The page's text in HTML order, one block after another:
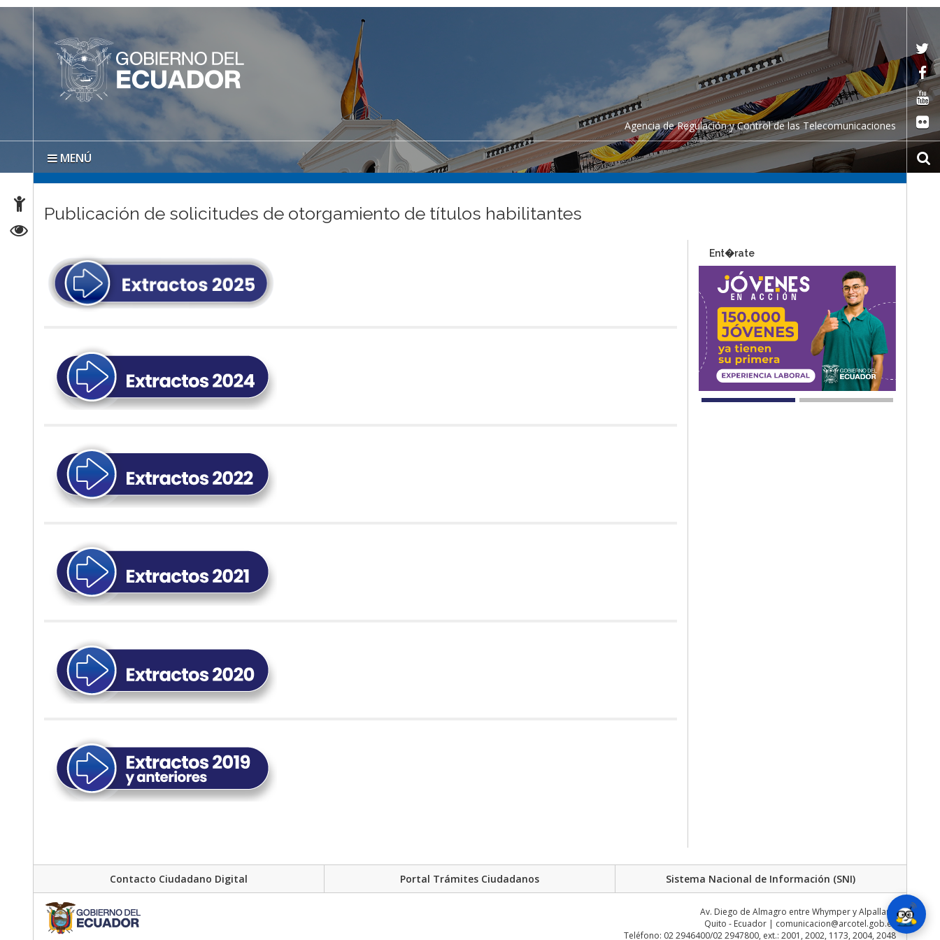
Agencia de Regulación y Control de las Telecomunicaciones
MENÚ
Publicación de solicitudes de otorgamiento de títulos habilitantes
Ent�rate
Contacto Ciudadano Digital Portal Trámites Ciudadanos Sistema Nacional de Información (SNI)
Av. Diego de Almagro entre Whymper y Alpallana
Quito - Ecuador | comunicacion@arcotel.gob.ec
Teléfono: 02 2946400/02 2947800, ext.: 2001, 2002, 1173, 2004, 2048